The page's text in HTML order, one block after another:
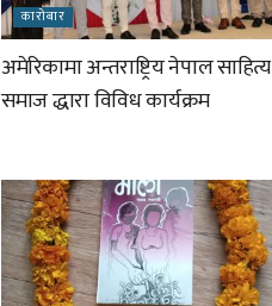
कारोबार
अमेरिकामा अन्तराष्ट्रिय नेपाल साहित्य
समाज द्धारा विविध कार्यक्रम